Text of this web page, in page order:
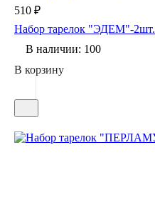
510 ₽
Набор тарелок "ЭДЕМ"-2шт.
В наличии: 100
В корзину